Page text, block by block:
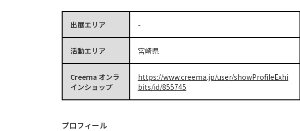
出展エリア -
活動エリア 宮崎県
Creema オンラ
インショップ
https://www.creema.jp/user/showProfileExhi
bits/id/855745
プロフィール